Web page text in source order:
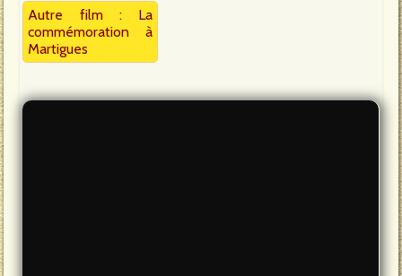
Autre film : La
commémoration à
Martigues